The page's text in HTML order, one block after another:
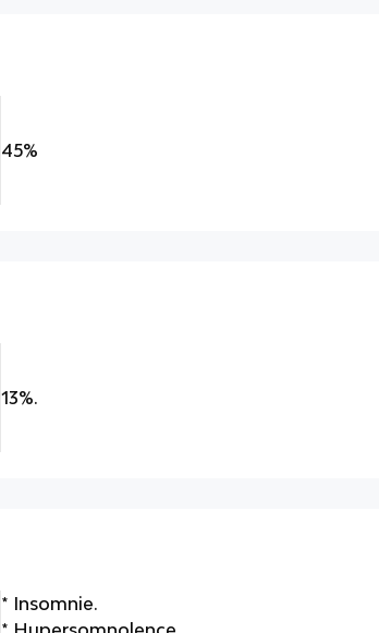
45%
13%.
* Insomnie.